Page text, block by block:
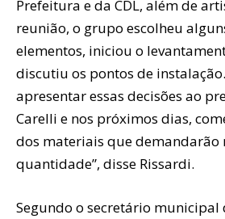
Prefeitura e da CDL, além de
reunião, o grupo escolheu
elementos, iniciou o
discutiu os pontos de
apresentar essas decisões ao
Carelli e nos próximos dias,
dos materiais que demandarão
quantidade”, disse Rissardi.
Segundo o secretário municipal